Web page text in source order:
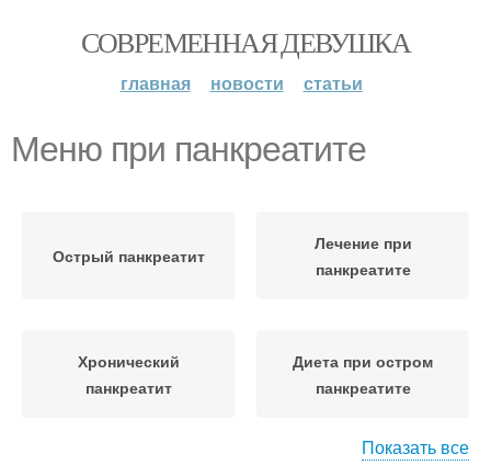
СОВРЕМЕННАЯ ДЕВУШКА
главная новости статьи
Меню при панкреатите
Острый панкреатит
Лечение при
панкреатите
Хронический
панкреатит
Диета при остром
панкреатите
Показать все